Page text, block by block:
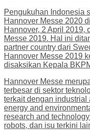
Pengukuhan Indonesia
Hannover Messe 2020
Hannover, 2 April 2019,
Messe 2019. Hal ini
partner country dari
Hannover Messe 2019
disaksikan Kepala
Hannover Messe
terbesar di sektor
terkait dengan industrial
energy and
research and
robots, dan isu terkini